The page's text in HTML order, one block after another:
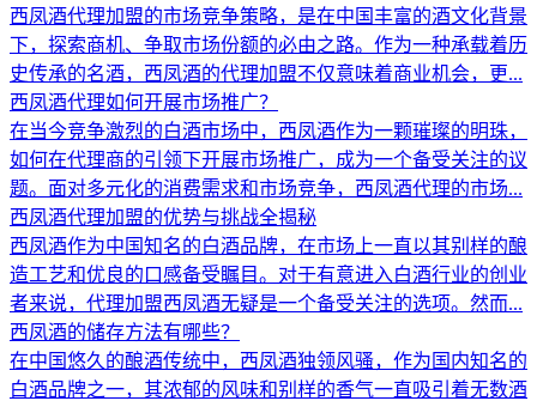
西凤酒代理加盟的市场竞争策略，是在中国丰富的酒文化背景
下，探索商机、争取市场份额的必由之路。作为一种承载着历
史传承的名酒，西凤酒的代理加盟不仅意味着商业机会，更...
西凤酒代理如何开展市场推广？
在当今竞争激烈的白酒市场中，西凤酒作为一颗璀璨的明珠，
如何在代理商的引领下开展市场推广，成为一个备受关注的议
题。面对多元化的消费需求和市场竞争，西凤酒代理的市场...
西凤酒代理加盟的优势与挑战全揭秘
西凤酒作为中国知名的白酒品牌，在市场上一直以其别样的酿
造工艺和优良的口感备受瞩目。对于有意进入白酒行业的创业
者来说，代理加盟西凤酒无疑是一个备受关注的选项。然而...
西凤酒的储存方法有哪些？
在中国悠久的酿酒传统中，西凤酒独领风骚，作为国内知名的
白酒品牌之一，其浓郁的风味和别样的香气一直吸引着无数酒